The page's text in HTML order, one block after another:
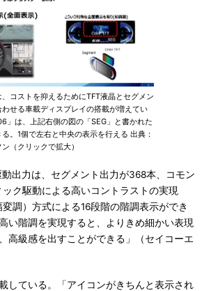
コストを抑えるためにTFT液晶とセグメン
わせる車載ディスプレイの搭載が増えてい
」は、上記右側の図の「SEG」と書かれた
。1個で左右と中央の表示を行える 出典：
（クリックで拡大）
出力は、セグメント出力が368本、コモン
ク駆動による高いコントラストの実現
調）方式による16段階の階調表示ができ
い階調を実現すると、よりきめ細かい表現
高級感を出すことができる」（セイコーエ
している。「アイコンがきちんと表示され